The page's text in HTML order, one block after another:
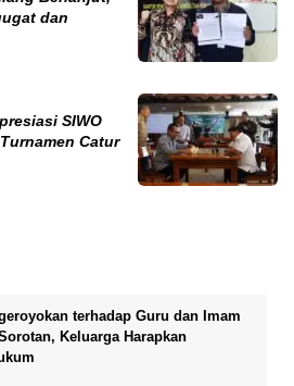
dan
SIWO
Catur
terhadap Guru dan Imam
Keluarga Harapkan